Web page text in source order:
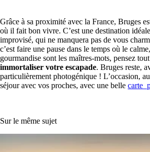
Grâce à sa proximité avec la France, Bruges
où il fait bon vivre. C’est une destination
improvisé, qui ne manquera pas de vous
c’est faire une pause dans le temps où le
gourmandise sont les maîtres-mots, pensez
immortaliser votre escapade. Bruges reste,
particulièrement photogénique ! L’occasion,
séjour avec vos proches, avec une belle carte
Sur le même sujet